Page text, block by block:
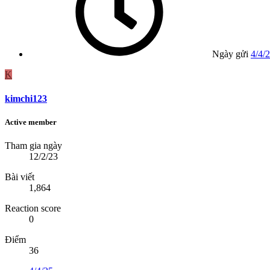
Ngày gửi 4/4/
K
kimchi123
Active member
Tham gia ngày
12/2/23
Bài viết
1,864
Reaction score
0
Điểm
36